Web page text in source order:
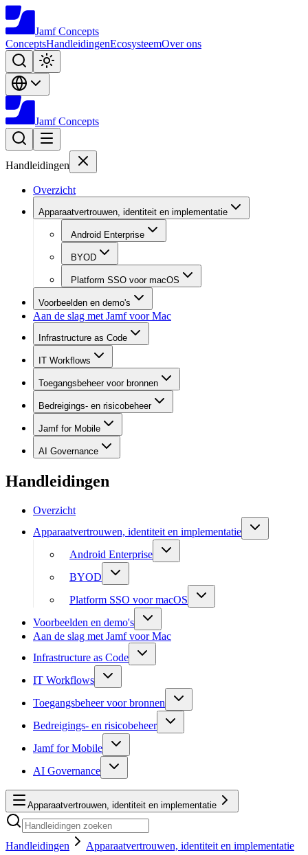
Jamf Concepts
ConceptsHandleidingenEcosysteemOver ons
Jamf Concepts
Handleidingen
Overzicht
Apparaatvertrouwen, identiteit en implementatie
Android Enterprise
BYOD
Platform SSO voor macOS
Voorbeelden en demo's
Aan de slag met Jamf voor Mac
Infrastructure as Code
IT Workflows
Toegangsbeheer voor bronnen
Bedreigings- en risicobeheer
Jamf for Mobile
AI Governance
Handleidingen
Overzicht
Apparaatvertrouwen, identiteit en implementatie
Android Enterprise
BYOD
Platform SSO voor macOS
Voorbeelden en demo's
Aan de slag met Jamf voor Mac
Infrastructure as Code
IT Workflows
Toegangsbeheer voor bronnen
Bedreigings- en risicobeheer
Jamf for Mobile
AI Governance
Apparaatvertrouwen, identiteit en implementatie
Handleidingen Apparaatvertrouwen, identiteit en implementatie